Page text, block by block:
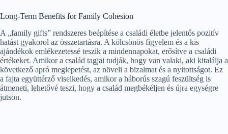
Long-Term Benefits for Family Cohesion
A „family gifts” rendszeres beépítése a családi életbe jelentős pozitív
hatást gyakorol az összetartásra. A kölcsönös figyelem és a kis
ajándékok emlékezetessé teszik a mindennapokat, erősítve a családi
értékeket. Amikor a család tagjai tudják, hogy van valaki, aki kitalálja a
következő apró meglepetést, az növeli a bizalmat és a nyitottságot. Ez
a fajta együttérző viselkedés, amikor a háborús szagú feszültség is
átmeneti, lehetővé teszi, hogy a család megbékéljen és újra egységre
jutson.